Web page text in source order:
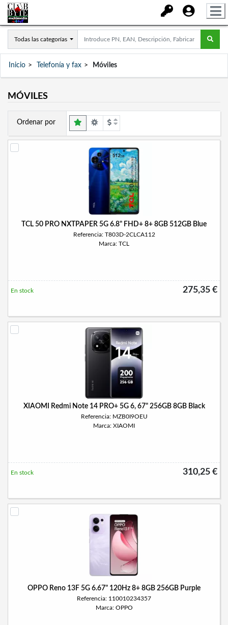
Todas las categorías
Inicio Telefonía y fax Móviles
MÓVILES
Ordenar por
TCL 50 PRO NXTPAPER 5G 6.8" FHD+ 8+ 8GB 512GB Blue
Referencia: T803D-2CLCA112
Marca: TCL
275,35 €
En stock
XIAOMI Redmi Note 14 PRO+ 5G 6, 67" 256GB 8GB Black
Referencia: MZB0I9OEU
Marca: XIAOMI
310,25 €
En stock
OPPO Reno 13F 5G 6.67" 120Hz 8+ 8GB 256GB Purple
Referencia: 110010234357
Marca: OPPO